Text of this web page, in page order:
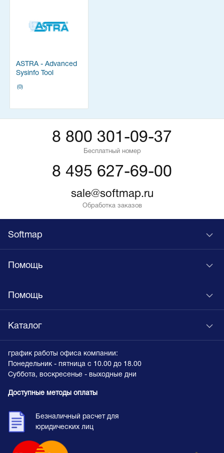
ASTRA - Advanced
Sysinfo Tool
лицензия
(0)
8 800 301-09-37
Бесплатный номер
8 495 627-69-00
sale@softmap.ru
Обработка заказов
Softmap
Помощь
Помощь
Каталог
график работы офиса компании:
Понедельник - пятница с 10.00 до 18.00
Суббота, воскресенье - выходные дни
Доступные методы оплаты
Безналичный расчет для
юридических лиц